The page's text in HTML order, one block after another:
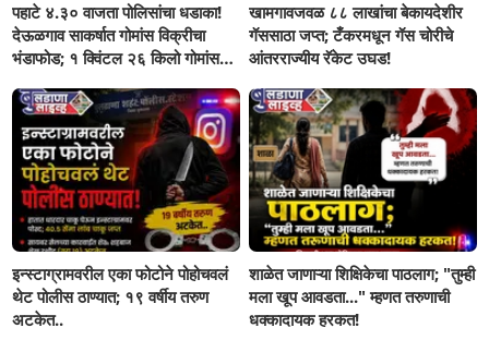
पहाटे ४.३० वाजता पोलिसांचा धडाका!
देऊळगाव साकर्षात गोमांस विक्रीचा
भंडाफोड; १ क्विंटल २६ किलो गोमांस
खामगावजवळ ८८ लाखांचा बेकायदेशीर
गॅससाठा जप्त; टँकरमधून गॅस चोरीचे
आंतरराज्यीय रॅकेट उघड!
इन्स्टाग्रामवरील एका फोटोने पोहोचवलं
थेट पोलीस ठाण्यात; १९ वर्षीय तरुण
अटकेत..
शाळेत जाणाऱ्या शिक्षिकेचा पाठलाग; "तुम्ही
मला खूप आवडता..." म्हणत तरुणाची
धक्कादायक हरकत!